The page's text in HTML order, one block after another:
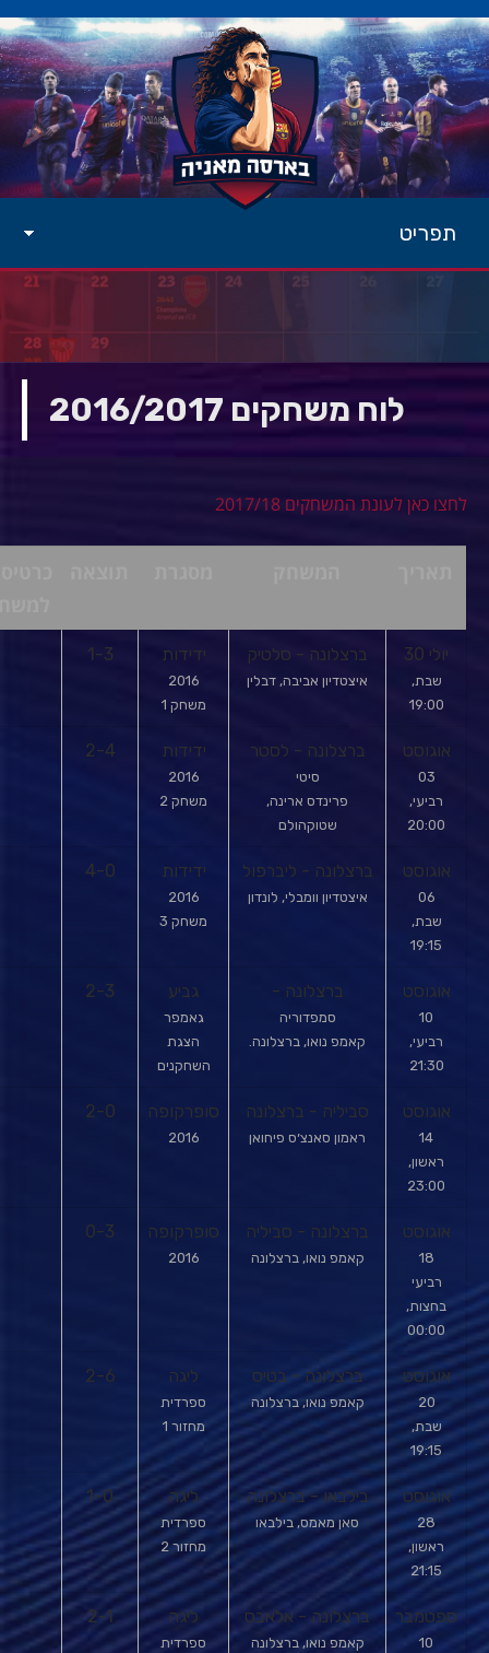
תפריט
לוח משחקים 2016/2017
לחצו כאן לעונת המשחקים 2017/18
יולי 30
שבת,
19:00
ברצלונה - סלטיק
איצטדיון אביבה, דבלין
ידידות
2016
משחק 1
1-3
אוגוסט
03
רביעי,
20:00
ברצלונה - לסטר
סיטי
פרינדס ארינה,
שטוקהולם
ידידות
2016
משחק 2
2-4
אוגוסט
06
שבת,
19:15
ברצלונה - ליברפול
איצטדיון וומבלי, לונדון
ידידות
2016
משחק 3
4-0
אוגוסט
10
רביעי,
21:30
ברצלונה -
סמפדוריה
קאמפ נואו, ברצלונה.
גביע
גאמפר
הצגת
השחקנים
2-3
אוגוסט
14
ראשון,
23:00
סביליה - ברצלונה
ראמון סאנצ׳ס פיחואן
סופרקופה
2016
2-0
אוגוסט
18
רביעי
בחצות,
00:00
ברצלונה - סביליה
קאמפ נואו, ברצלונה
סופרקופה
2016
0-3
אוגוסט
20
שבת,
19:15
ברצלונה - בטיס
קאמפ נואו, ברצלונה
ליגה
ספרדית
מחזור 1
2-6
אוגוסט
28
ראשון,
21:15
בילבאו - ברצלונה
סאן מאמס, בילבאו
ליגה
ספרדית
מחזור 2
1-0
ספטמבר
10
ברצלונה - אלאבס
קאמפ נואו, ברצלונה
ליגה
ספרדית
2-1